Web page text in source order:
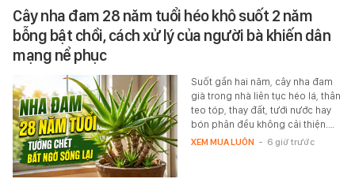
Cây nha đam 28 năm tuổi héo khô suốt 2 năm
bỗng bật chồi, cách xử lý của người bà khiến dân
mạng nể phục
Suốt gần hai năm, cây nha đam
già trong nhà liên tục héo lá, thân
teo tóp, thay đất, tưới nước hay
bón phân đều không cải thiện.…
XEM MUA LUÔN - 6 giờ trước